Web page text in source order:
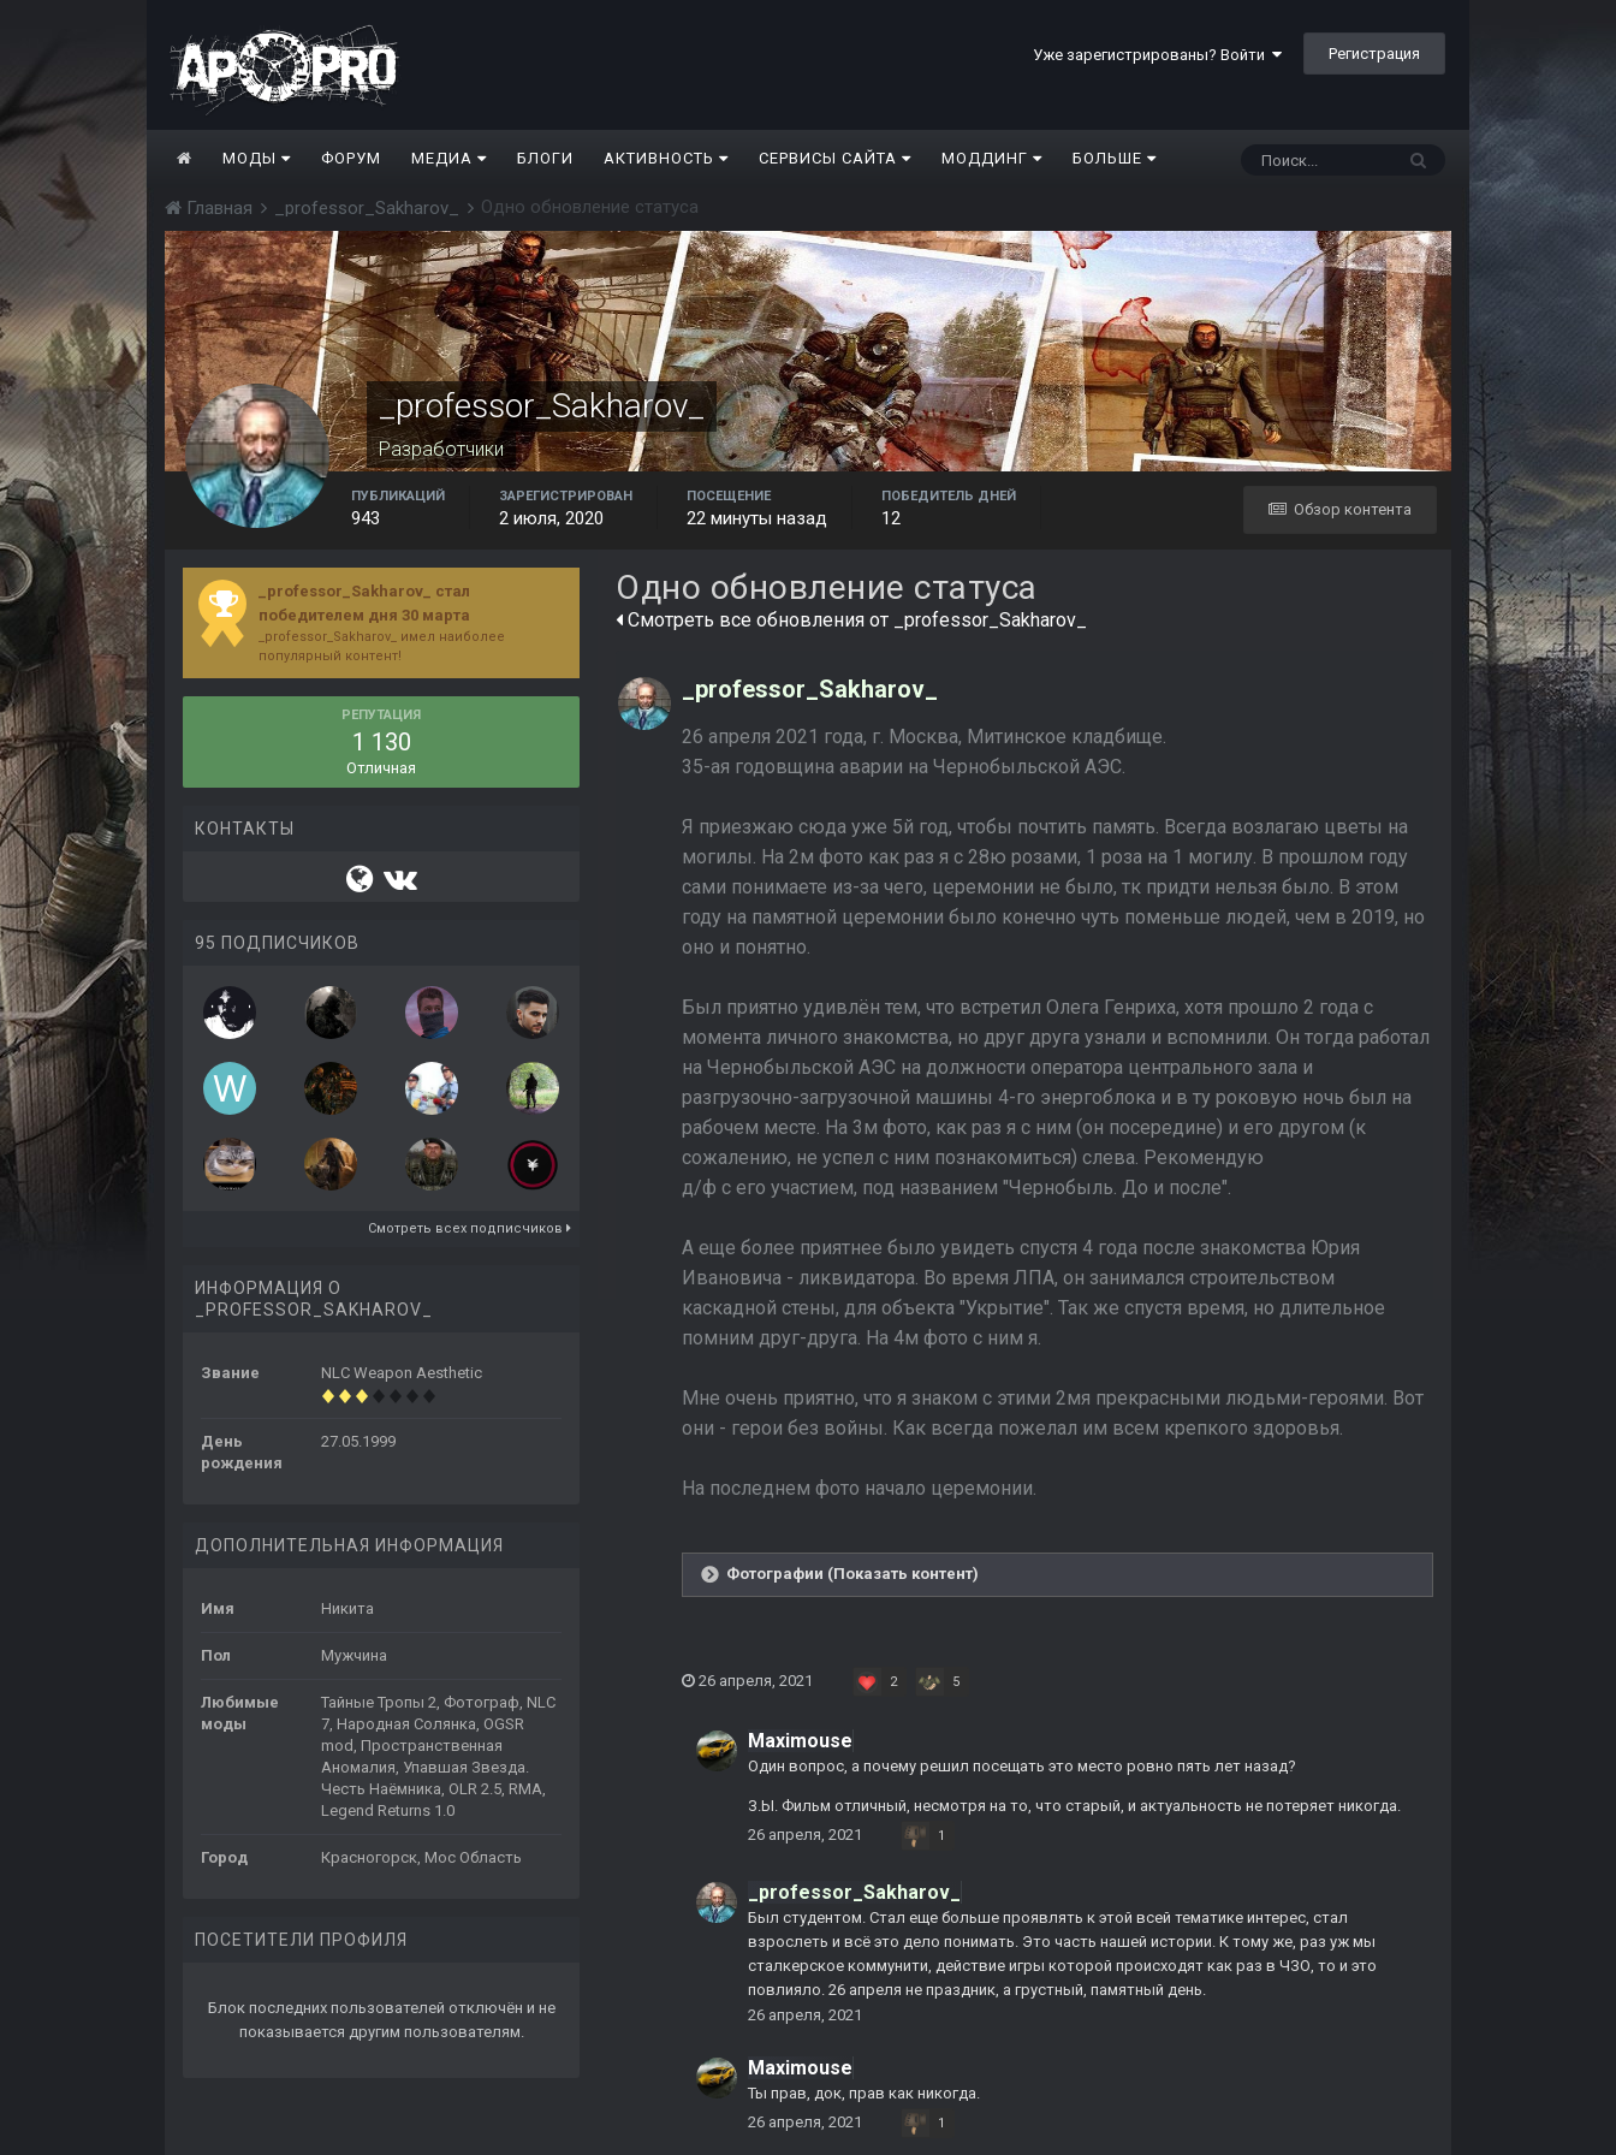
Уже зарегистрированы? Войти Регистрация
МОДЫ ФОРУМ МЕДИА БЛОГИ АКТИВНОСТЬ СЕРВИСЫ САЙТА МОДДИНГ БОЛЬШЕ
Главная _professor_Sakharov_ Одно обновление статуса
_professor_Sakharov_
Разработчики
Обзор контента
ПУБЛИКАЦИЙ
943
ЗАРЕГИСТРИРОВАН
2 июля, 2020
ПОСЕЩЕНИЕ
22 минуты назад
ПОБЕДИТЕЛЬ ДНЕЙ
12
_professor_Sakharov_ стал
победителем дня 30 марта
_professor_Sakharov_ имел наиболее
популярный контент!
РЕПУТАЦИЯ
1 130
Отличная
КОНТАКТЫ
95 ПОДПИСЧИКОВ
Смотреть всех подписчиков
ИНФОРМАЦИЯ О
_PROFESSOR_SAKHAROV_
Звание NLC Weapon Aesthetic
День
рождения
27.05.1999
ДОПОЛНИТЕЛЬНАЯ ИНФОРМАЦИЯ
Имя Никита
Пол Мужчина
Любимые
моды
Тайные Тропы 2, Фотограф, NLC
7, Народная Солянка, OGSR
mod, Пространственная
Аномалия, Упавшая Звезда.
Честь Наёмника, OLR 2.5, RMA,
Legend Returns 1.0
Город Красногорск, Мос Область
ПОСЕТИТЕЛИ ПРОФИЛЯ
Блок последних пользователей отключён и не
показывается другим пользователям.
Одно обновление статуса
Смотреть все обновления от _professor_Sakharov_
_professor_Sakharov_
26 апреля 2021 года, г. Москва, Митинское кладбище.
35-ая годовщина аварии на Чернобыльской АЭС.
Я приезжаю сюда уже 5й год, чтобы почтить память. Всегда возлагаю цветы на
могилы. На 2м фото как раз я с 28ю розами, 1 роза на 1 могилу. В прошлом году
сами понимаете из-за чего, церемонии не было, тк придти нельзя было. В этом
году на памятной церемонии было конечно чуть поменьше людей, чем в 2019, но
оно и понятно.
Был приятно удивлён тем, что встретил Олега Генриха, хотя прошло 2 года с
момента личного знакомства, но друг друга узнали и вспомнили. Он тогда работал
на Чернобыльской АЭС на должности оператора центрального зала и
разгрузочно-загрузочной машины 4-го энергоблока и в ту роковую ночь был на
рабочем месте. На 3м фото, как раз я с ним (он посередине) и его другом (к
сожалению, не успел с ним познакомиться) слева. Рекомендую
д/ф с его участием, под названием "Чернобыль. До и после".
А еще более приятнее было увидеть спустя 4 года после знакомства Юрия
Ивановича - ликвидатора. Во время ЛПА, он занимался строительством
каскадной стены, для объекта "Укрытие". Так же спустя время, но длительное
помним друг-друга. На 4м фото с ним я.
Мне очень приятно, что я знаком с этими 2мя прекрасными людьми-героями. Вот
они - герои без войны. Как всегда пожелал им всем крепкого здоровья.
На последнем фото начало церемонии.
Фотографии (Показать контент)
26 апреля, 2021 2 5
Maximouse
Один вопрос, а почему решил посещать это место ровно пять лет назад?
З.Ы. Фильм отличный, несмотря на то, что старый, и актуальность не потеряет никогда.
26 апреля, 2021
1
_professor_Sakharov_
Был студентом. Стал еще больше проявлять к этой всей тематике интерес, стал
взрослеть и всё это дело понимать. Это часть нашей истории. К тому же, раз уж мы
сталкерское коммунити, действие игры которой происходят как раз в ЧЗО, то и это
повлияло. 26 апреля не праздник, а грустный, памятный день.
26 апреля, 2021
Maximouse
Ты прав, док, прав как никогда.
26 апреля, 2021
1